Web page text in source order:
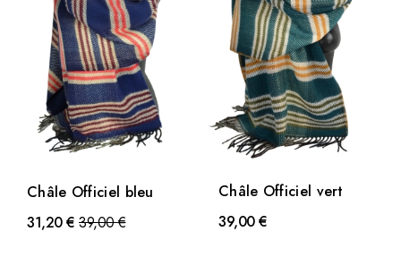
Châle Officiel bleu
31,20 € Prix
39,00 €
Châle Officiel vert
39,00 €